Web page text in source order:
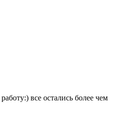
все остались более чем